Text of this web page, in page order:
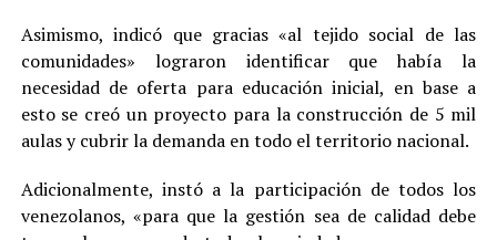
Asimismo, indicó que gracias «al tejido social de las
comunidades» lograron identificar que había la
necesidad de oferta para educación inicial, en base a
esto se creó un proyecto para la construcción de 5 mil
aulas y cubrir la demanda en todo el territorio nacional.
Adicionalmente, instó a la participación de todos los
venezolanos, «para que la gestión sea de calidad debe